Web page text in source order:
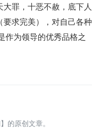
罪，十恶不赦，底下人
求完美），对自己各种
作为领导的优秀品格之
的原创文章。